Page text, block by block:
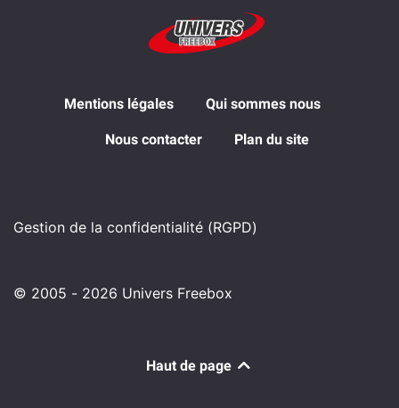
Mentions légales Qui sommes nous
Nous contacter Plan du site
Gestion de la confidentialité (RGPD)
© 2005 - 2026 Univers Freebox
Haut de page